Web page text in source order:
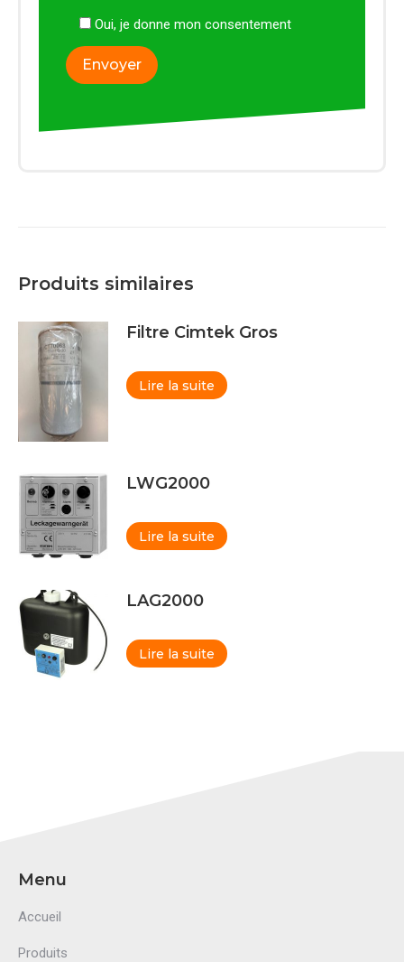
Oui, je donne mon consentement
Produits similaires
Filtre Cimtek Gros
Lire la suite
LWG2000
Lire la suite
LAG2000
Lire la suite
Menu
Accueil
Produits